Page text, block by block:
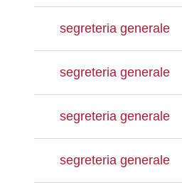
segreteria generale
segreteria generale
segreteria generale
segreteria generale